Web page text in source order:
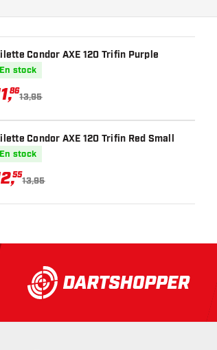
Condor AXE 120 Trifin Purple
En stock
,86
13,95
Condor AXE 120 Trifin Red Small
En stock
,55
13,95
dans les24 heures Retours